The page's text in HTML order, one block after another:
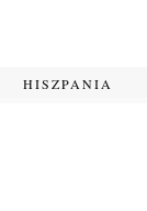
HISZPANIA